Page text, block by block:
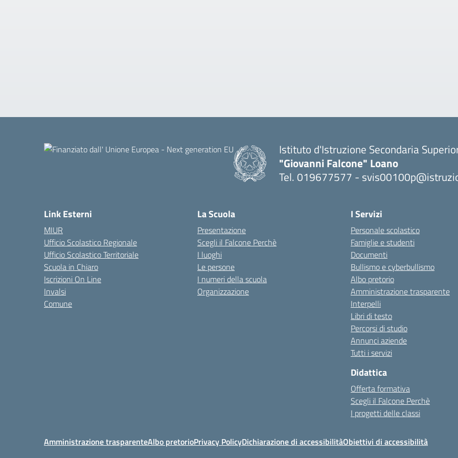
Istituto d'Istruzione Secondaria
"Giovanni Falcone" Loano
Tel. 019677577 -
Link Esterni
MIUR
Ufficio Scolastico Regionale
Ufficio Scolastico Territoriale
Scuola in Chiaro
Iscrizioni On Line
Invalsi
Comune
La Scuola
Presentazione
Scegli il Falcone Perchè
I luoghi
Le persone
I numeri della scuola
Organizzazione
I Servizi
Personale scolastico
Famiglie e studenti
Documenti
Bullismo e cyberbullismo
Albo pretorio
Amministrazione trasparente
Interpelli
Libri di testo
Percorsi di studio
Annunci aziende
Tutti i servizi
Didattica
Offerta formativa
Scegli il Falcone Perchè
I progetti delle classi
Amministrazione trasparenteAlbo pretorioPrivacy PolicyDichiarazione di accessibilitàObiettivi di accessibilità